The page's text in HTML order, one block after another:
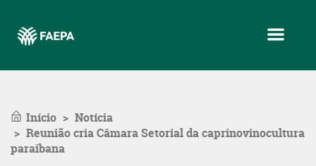
Início
Notícia
Reunião cria Câmara Setorial da caprinovinocultura
paraibana